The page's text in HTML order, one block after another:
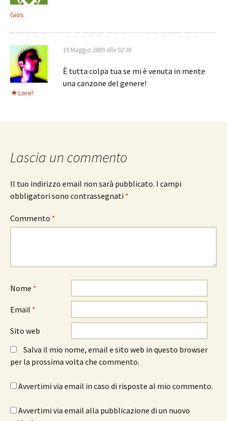
Gios
Lore!
19 Maggio 2009 alle 02:38
È tutta colpa tua se mi è venuta in mente
una canzone del genere!
Lascia un commento
Il tuo indirizzo email non sarà pubblicato. I campi
obbligatori sono contrassegnati *
Commento *
Nome *
Email *
Sito web
Salva il mio nome, email e sito web in questo browser
per la prossima volta che commento.
Avvertimi via email in caso di risposte al mio commento.
Avvertimi via email alla pubblicazione di un nuovo